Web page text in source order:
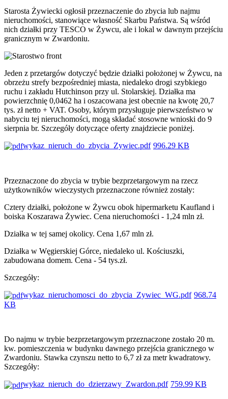
Starosta Żywiecki ogłosił przeznaczenie do zbycia lub najmu
nieruchomości, stanowiące własność Skarbu Państwa. Są wśród
nich działki przy TESCO w Żywcu, ale i lokal w dawnym przejściu
granicznym w Zwardoniu.
Jeden z przetargów dotyczyć będzie działki położonej w Żywcu, na
obrzeżu strefy bezpośredniej miasta, niedaleko drogi szybkiego
ruchu i zakładu Hutchinson przy ul. Stolarskiej. Działka ma
powierzchnię 0,0462 ha i oszacowana jest obecnie na kwotę 20,7
tys. zł netto + VAT. Osoby, którym przysługuje pierwszeństwo w
nabyciu tej nieruchomości, mogą składać stosowne wnioski do 9
sierpnia br. Szczegóły dotyczące oferty znajdziecie poniżej.
wykaz_nieruch_do_zbycia_Zywiec.pdf 996.29 KB
Przeznaczone do zbycia w trybie bezprzetargowym na rzecz
użytkowników wieczystych przeznaczone również zostały:
Cztery działki, położone w Żywcu obok hipermarketu Kaufland i
boiska Koszarawa Żywiec. Cena nieruchomości - 1,24 mln zł.
Działka w tej samej okolicy. Cena 1,67 mln zł.
Działka w Węgierskiej Górce, niedaleko ul. Kościuszki,
zabudowana domem. Cena - 54 tys.zł.
Szczegóły:
wykaz_nieruchomosci_do_zbycia_Zywiec_WG.pdf 968.74
KB
Do najmu w trybie bezprzetargowym przeznaczone zostało 20 m.
kw. pomieszczenia w budynku dawnego przejścia granicznego w
Zwardoniu. Stawka czynszu netto to 6,7 zł za metr kwadratowy.
Szczegóły:
wykaz_nieruch_do_dzierzawy_Zwardon.pdf 759.99 KB